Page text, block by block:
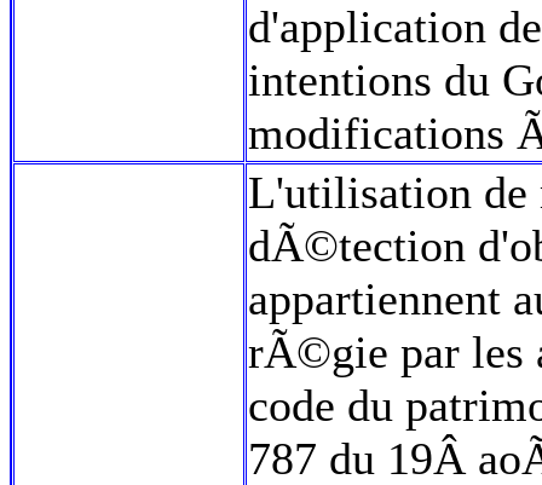
d'application
intentions du
modifications
L'utilisation
dÃ©tection
appartiennent
rÃ©gie par les
code du
787 du 19Â